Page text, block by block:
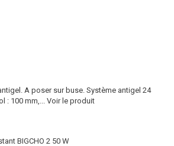
A poser sur buse. Système antigel 24
: 100 mm,... Voir le produit
BIGCHO 2 50 W